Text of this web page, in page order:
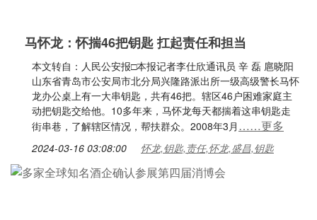
马怀龙：怀揣46把钥匙 扛起责任和担当
本文转自：人民公安报□本报记者李仕欣通讯员 辛 磊 扈晓阳
山东省青岛市公安局市北分局兴隆路派出所一级高级警长马怀
龙办公桌上有一大串钥匙，共有46把。辖区46户困难家庭主
动把钥匙交给他。10多年来，马怀龙每天都揣着这串钥匙走
街串巷，了解辖区情况，帮扶群众。2008年3月 ……更多
2024-03-16 03:08:00 怀龙,钥匙,责任,怀龙,盛昌,钥匙